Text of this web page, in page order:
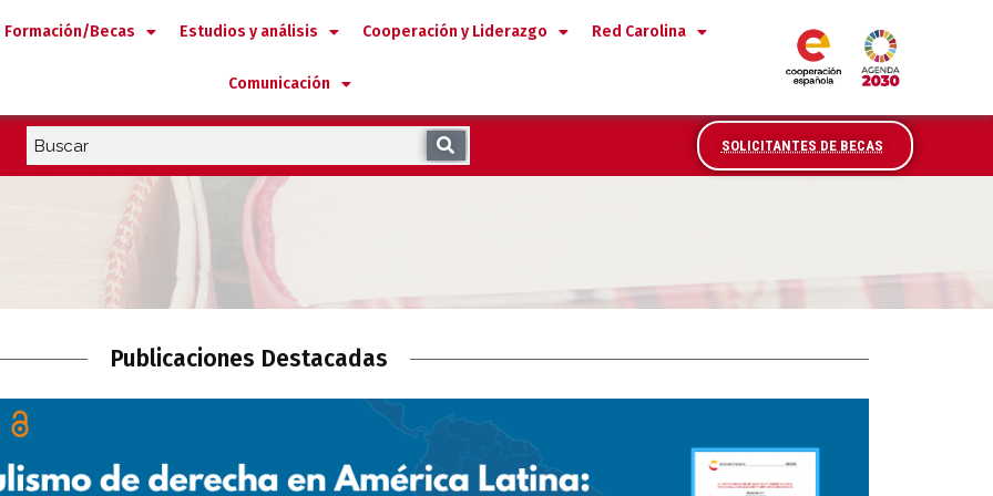
Formación/Becas Estudios y análisis Cooperación y Liderazgo Red Carolina
Comunicación
SOLICITANTES DE BECAS
Publicaciones Destacadas